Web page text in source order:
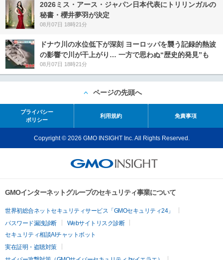
2026ミス・アース・ジャパン日本代表にトリリンガルの
秘書・櫻井夢羽が決定
08月07日 18時21分
ドナウ川の水位低下が深刻 ヨーロッパを襲う記録的熱波
の影響で川が干上がり… 一方で思わぬ“歴史的発見”も
08月07日 18時21分
ページの先頭へ
プライバシー
ポリシー
利用規約 免責事項
Copyright © 2026 GMO INSIGHT Inc. All Rights Reserved.
GMOインターネットグループのセキュリティ事業について
世界初総合ネットセキュリティサービス「GMOセキュリティ24」
パスワード漏洩診断
Webサイトリスク診断
セキュリティ相談AIチャットボット
実在証明・盗聴対策